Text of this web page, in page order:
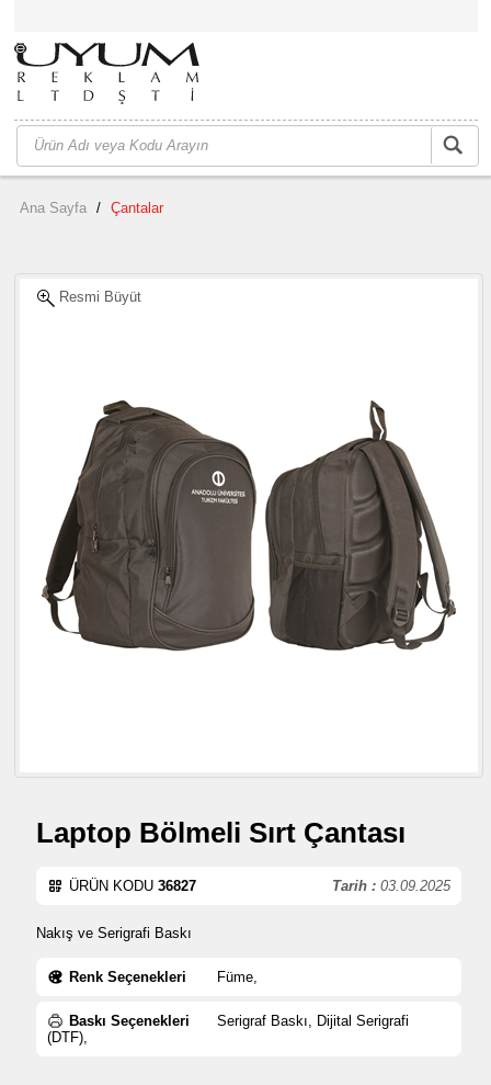
Ana Sayfa / Çantalar
Resmi Büyüt
Laptop Bölmeli Sırt Çantası
Tarih : 03.09.2025
ÜRÜN KODU 36827
Nakış ve Serigrafi Baskı
Renk Seçenekleri Füme,
Baskı Seçenekleri
Serigraf Baskı, Dijital Serigrafi
(DTF),